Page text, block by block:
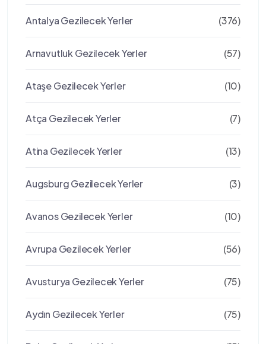
Antalya Gezilecek Yerler (376)
Arnavutluk Gezilecek Yerler (57)
Ataşe Gezilecek Yerler (10)
Atça Gezilecek Yerler (7)
Atina Gezilecek Yerler (13)
Augsburg Gezilecek Yerler (3)
Avanos Gezilecek Yerler (10)
Avrupa Gezilecek Yerler (56)
Avusturya Gezilecek Yerler (75)
Aydın Gezilecek Yerler (75)